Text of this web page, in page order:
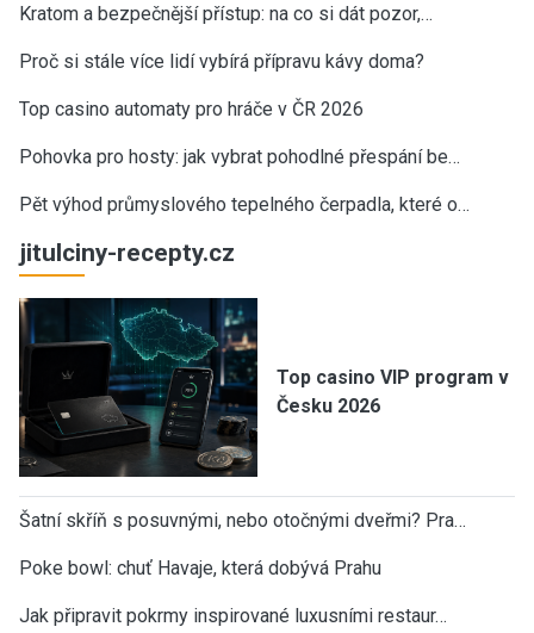
Kratom a bezpečnější přístup: na co si dát pozor,…
Proč si stále více lidí vybírá přípravu kávy doma?
Top casino automaty pro hráče v ČR 2026
Pohovka pro hosty: jak vybrat pohodlné přespání be…
Pět výhod průmyslového tepelného čerpadla, které o…
jitulciny-recepty.cz
Top casino VIP program v
Česku 2026
Šatní skříň s posuvnými, nebo otočnými dveřmi? Pra…
Poke bowl: chuť Havaje, která dobývá Prahu
Jak připravit pokrmy inspirované luxusními restaur…